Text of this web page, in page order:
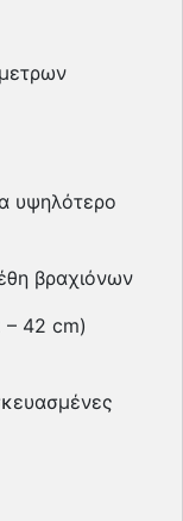
υψηλότερο
βραχιόνων
– 42 cm)